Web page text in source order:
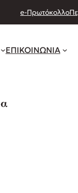
e-Πρωτόκολλο
ΕΠΙΚΟΙΝΩΝΙΑ